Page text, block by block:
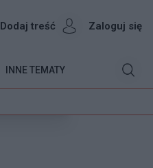
Dodaj treść Zaloguj się
INNE TEMATY